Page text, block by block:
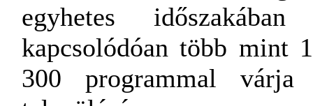
egyhetes
kapcsolódóan több mint
300 programmal